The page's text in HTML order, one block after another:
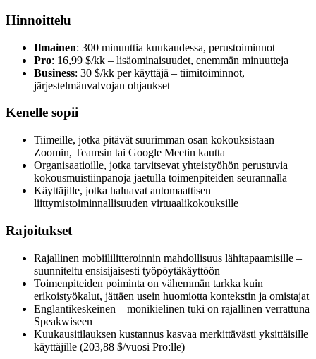
Hinnoittelu
Ilmainen: 300 minuuttia kuukaudessa, perustoiminnot
Pro: 16,99 $/kk – lisäominaisuudet, enemmän minuutteja
Business: 30 $/kk per käyttäjä – tiimitoiminnot,
järjestelmänvalvojan ohjaukset
Kenelle sopii
Tiimeille, jotka pitävät suurimman osan kokouksistaan
Zoomin, Teamsin tai Google Meetin kautta
Organisaatioille, jotka tarvitsevat yhteistyöhön perustuvia
kokousmuistiinpanoja jaetulla toimenpiteiden seurannalla
Käyttäjille, jotka haluavat automaattisen
liittymistoiminnallisuuden virtuaalikokouksille
Rajoitukset
Rajallinen mobiililitteroinnin mahdollisuus lähitapaamisille –
suunniteltu ensisijaisesti työpöytäkäyttöön
Toimenpiteiden poiminta on vähemmän tarkka kuin
erikoistyökalut, jättäen usein huomiotta kontekstin ja omistajat
Englantikeskeinen – monikielinen tuki on rajallinen verrattuna
Speakwiseen
Kuukausitilauksen kustannus kasvaa merkittävästi yksittäisille
käyttäjille (203,88 $/vuosi Pro:lle)